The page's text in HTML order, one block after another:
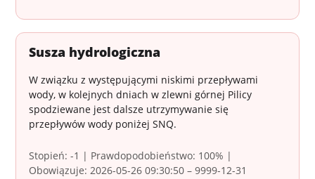
Susza hydrologiczna
W związku z występującymi niskimi przepływami
wody, w kolejnych dniach w zlewni górnej Pilicy
spodziewane jest dalsze utrzymywanie się
przepływów wody poniżej SNQ.
Stopień: -1 | Prawdopodobieństwo: 100% |
Obowiązuje: 2026-05-26 09:30:50 – 9999-12-31